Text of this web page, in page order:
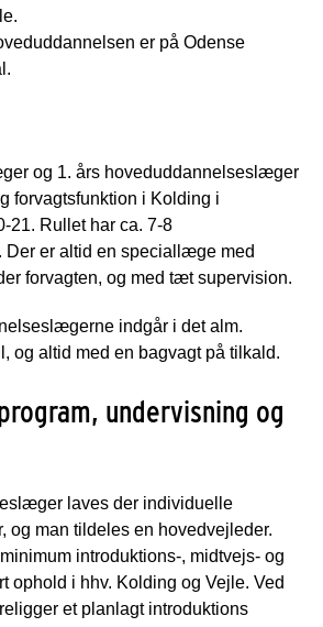
er på Odense
og 1. års hoveduddannelseslæger
forvagtsfunktion i Kolding i
21. Rullet har ca. 7-8
er altid en speciallæge med
forvagten, og med tæt supervision.
indgår i det alm.
og altid med en bagvagt på tilkald.
undervisning og
laves der individuelle
og man tildeles en hovedvejleder.
introduktions-, midtvejs- og
ophold i hhv. Kolding og Vejle. Ved
et planlagt introduktions